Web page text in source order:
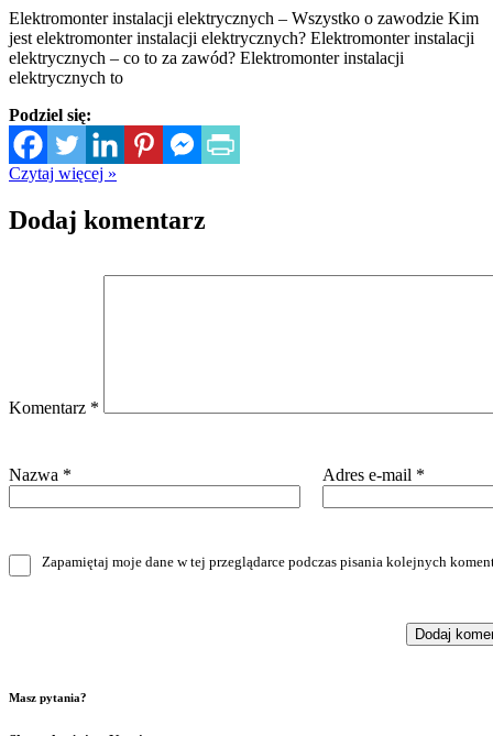
Elektromonter instalacji elektrycznych – Wszystko o zawodzie Kim
jest elektromonter instalacji elektrycznych? Elektromonter instalacji
elektrycznych – co to za zawód? Elektromonter instalacji
elektrycznych to
Podziel się:
Czytaj więcej »
Dodaj komentarz
Komentarz *
Nazwa * Adres e-mail *
Zapamiętaj moje dane w tej przeglądarce podczas pisania kolejnych
Masz pytania?